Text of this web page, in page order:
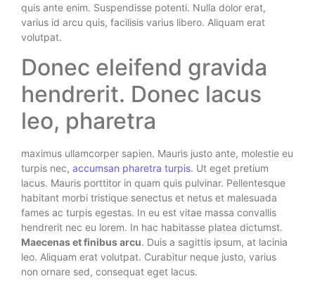
quis ante enim. Suspendisse potenti. Nulla dolor erat,
varius id arcu quis, facilisis varius libero. Aliquam erat
volutpat.
Donec eleifend gravida
hendrerit. Donec lacus
leo, pharetra
maximus ullamcorper sapien. Mauris justo ante, molestie eu
turpis nec, accumsan pharetra turpis. Ut eget pretium
lacus. Mauris porttitor in quam quis pulvinar. Pellentesque
habitant morbi tristique senectus et netus et malesuada
fames ac turpis egestas. In eu est vitae massa convallis
hendrerit nec eu lorem. In hac habitasse platea dictumst.
Maecenas et finibus arcu. Duis a sagittis ipsum, at lacinia
leo. Aliquam erat volutpat. Curabitur neque justo, varius
non ornare sed, consequat eget lacus.